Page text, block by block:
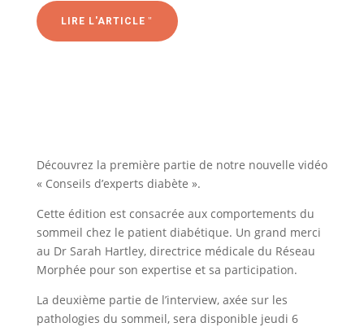
LIRE L'ARTICLE
Découvrez la première partie de notre nouvelle vidéo
« Conseils d’experts diabète ».
Cette édition est consacrée aux comportements du
sommeil chez le patient diabétique. Un grand merci
au Dr Sarah Hartley, directrice médicale du Réseau
Morphée pour son expertise et sa participation.
La deuxième partie de l’interview, axée sur les
pathologies du sommeil, sera disponible jeudi 6